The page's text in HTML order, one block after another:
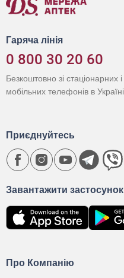
Гаряча лінія
0 800 30 20 60
Безкоштовно зі стаціонарних і
мобільних телефонів в Україні
Про Компанію
Завантажити застосунок
Приєднуйтесь